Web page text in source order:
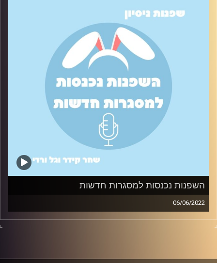
קרדיט תמונות:שחר קידר וגל ורדי
השפנות נכנסות למסגרות חדשות
06/06/2022
איך צלחנו את תחילת התואר (בתקופת הקורונה בזום) בעזרת